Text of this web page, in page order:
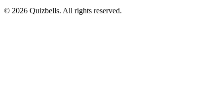
© 2026 Quizbells. All rights reserved.